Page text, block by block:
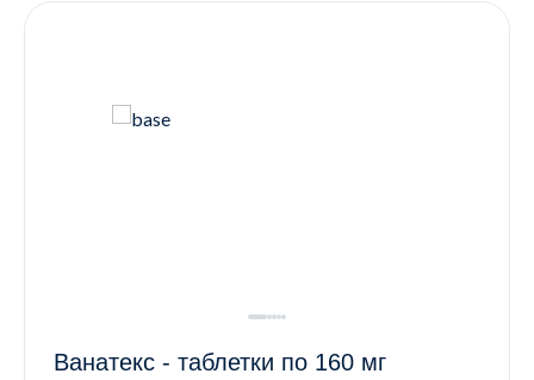
Ванатекс - таблетки по 160 мг